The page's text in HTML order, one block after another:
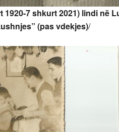
1920-7 shkurt 2021) lindi në
(pas vdekjes)/